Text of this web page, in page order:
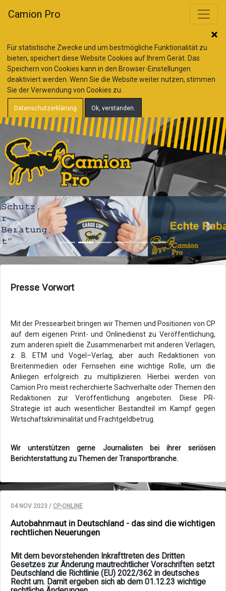
Für statistische Zwecke und um bestmögliche Funktionalität zu
bieten, speichert diese Website Cookies auf Ihrem Gerät. Das
Speichern von Cookies kann in den Browser-Einstellungen
deaktiviert werden. Wenn Sie die Website weiter nutzen, stimmen
Sie der Verwendung von Cookies zu.
Datenschutzerklärung Ok, verstanden.
Camion Pro
Zurück Vor
Presse Vorwort
Mit der Pressearbeit bringen wir Themen und Positionen von CP
auf dem eigenen Print- und Onlinedienst zu Veröffentlichung,
zum anderen spielt die Zusammenarbeit mit anderen Verlagen,
z. B. ETM und Vogel–Verlag, aber auch Redaktionen von
Breitenmedien oder Fernsehen eine wichtige Rolle, um die
Anliegen erfolgreich zu multiplizieren. Hierbei werden von
Camion Pro meist recherchierte Sachverhalte oder Themen den
Redaktionen zur Veröffentlichung angeboten. Diese PR-
Strategie ist auch wesentlicher Bestandteil im Kampf gegen
Wirtschaftskriminalität und Frachtgeldbetrug.
Wir unterstützen gerne Journalisten bei ihrer seriösen
Berichterstattung zu Themen der Transportbranche.
04 NOV 2023 / CP-ONLINE
Autobahnmaut in Deutschland - das sind die wichtigen
rechtlichen Neuerungen
Mit dem bevorstehenden Inkrafttreten des Dritten
Gesetzes zur Änderung mautrechtlicher Vorschriften setzt
Deutschland die Richtlinie (EU) 2022/362 in deutsches
Recht um. Damit ergeben sich ab dem 01.12.23 wichtige